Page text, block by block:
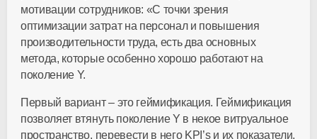
мотивации сотрудников: «С точки зрения
оптимизации затрат на персонал и повышения
производительности труда, есть два основных
метода, которые особенно хорошо работают на
поколение Y.
Первый вариант – это геймификация. Геймификация
позволяет втянуть поколение Y в некое витруальное
пространство, перевести в него KPI’s и их показатели,